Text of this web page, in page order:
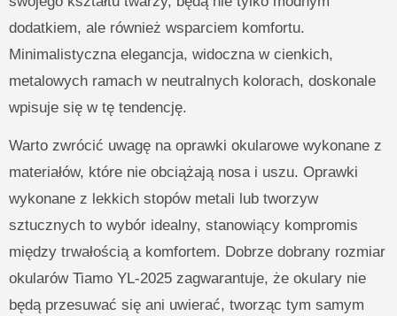
dodatkiem, ale również wsparciem komfortu.
Minimalistyczna elegancja, widoczna w cienkich,
metalowych ramach w neutralnych kolorach, doskonale
wpisuje się w tę tendencję.
Warto zwrócić uwagę na oprawki okularowe wykonane z
materiałów, które nie obciążają nosa i uszu. Oprawki
wykonane z lekkich stopów metali lub tworzyw
sztucznych to wybór idealny, stanowiący kompromis
między trwałością a komfortem. Dobrze dobrany rozmiar
okularów Tiamo YL-2025 zagwarantuje, że okulary nie
będą przesuwać się ani uwierać, tworząc tym samym